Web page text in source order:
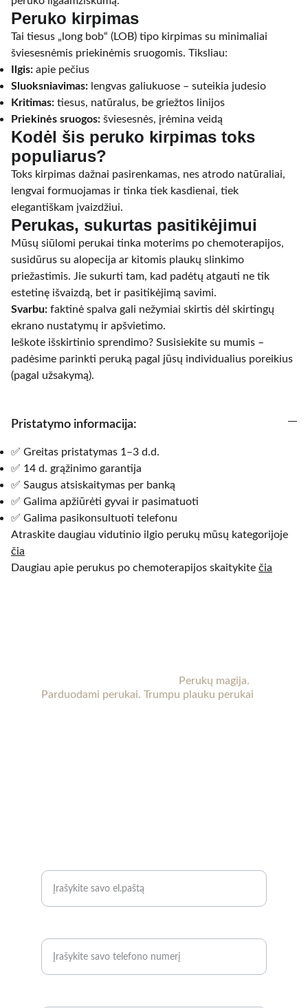
Peruko kirpimas
Tai tiesus „long bob“ (LOB) tipo kirpimas su minimaliai
šviesesnėmis priekinėmis sruogomis. Tiksliau:
Ilgis: apie pečius
Sluoksniavimas: lengvas galiukuose – suteikia judesio
Kritimas: tiesus, natūralus, be griežtos linijos
Priekinės sruogos: šviesesnės, įrėmina veidą
Kodėl šis peruko kirpimas toks
populiarus?
Toks kirpimas dažnai pasirenkamas, nes atrodo natūraliai,
lengvai formuojamas ir tinka tiek kasdienai, tiek
elegantiškam įvaizdžiui.
Perukas, sukurtas pasitikėjimui
Mūsų siūlomi perukai tinka moterims po chemoterapijos,
susidūrus su alopecija ar kitomis plaukų slinkimo
priežastimis. Jie sukurti tam, kad padėtų atgauti ne tik
estetinę išvaizdą, bet ir pasitikėjimą savimi.
Svarbu: faktinė spalva gali nežymiai skirtis dėl skirtingų
ekrano nustatymų ir apšvietimo.
Ieškote išskirtinio sprendimo? Susisiekite su mumis –
padėsime parinkti peruką pagal jūsų individualius poreikius
(pagal užsakymą).
Pristatymo informacija:
✅ Greitas pristatymas 1–3 d.d.
✅ 14 d. grąžinimo garantija
✅ Saugus atsiskaitymas per banką
✅ Galima apžiūrėti gyvai ir pasimatuoti
✅ Galima pasikonsultuoti telefonu
Atraskite daugiau vidutinio ilgio perukų mūsų kategorijoje
čia
Daugiau apie perukus po chemoterapijos skaitykite čia
Perukų magija.
Parduodami perukai. Trumpu plauku perukai